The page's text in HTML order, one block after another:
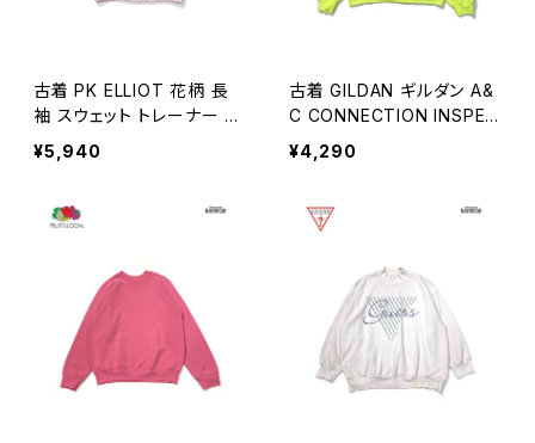
古着 PK ELLIOT 花柄 長
袖 スウェット トレーナー ピ
ンク (ttu2603079)
¥5,940
古着 GILDAN ギルダン A&
C CONNECTION INSPEC
TION ロゴ バックプリント
長袖 スウェット トレーナー
¥4,290